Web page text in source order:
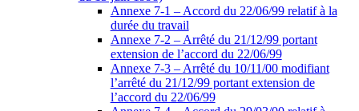
Annexe 7-1 – Accord du 22/06/99 relatif à la
durée du travail
Annexe 7-2 – Arrêté du 21/12/99 portant
extension de l’accord du 22/06/99
Annexe 7-3 – Arrêté du 10/11/00 modifiant
l’arrêté du 21/12/99 portant extension de
l’accord du 22/06/99